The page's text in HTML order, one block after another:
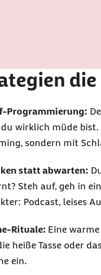
Programmierung:
wirklich müde
, sondern mit
statt abwarten:
Steh auf, geh in
Podcast, leises
Rituale: Eine
heiße Tasse oder
ein.